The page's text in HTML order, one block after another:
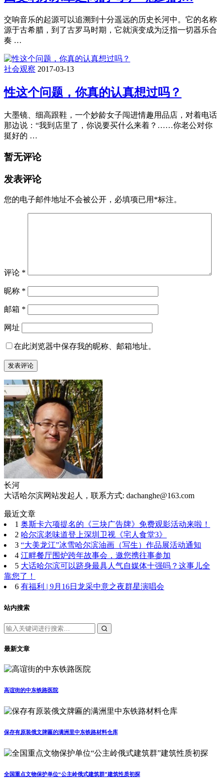
交响音乐的起源可以追溯到十分遥远的历史长河中。它的名称
源于古希腊，到了古罗马时期，它就演变成为泛指一切器乐合
奏 …
社会观察 2017-03-13
性这个问题，你真的认真想过吗？
大墨镜、细高跟鞋，一个妙龄女子闯进情趣用品店，对着电话
那边说：“我到店里了，你说要买什么来着？……你老公对你
挺好的 …
暂无评论
发表评论
您的电子邮件地址不会被公开， 必填项已用 *标注。
评论 *
昵称 *
邮箱 *
网址
在此浏览器中保存我的昵称、邮箱地址。
长河
大话哈尔滨网站发起人，联系方式: dachanghe@163.com
最近文章
1 奥斯卡六项提名的《三块广告牌》免费观影活动来啦！
2 哈尔滨老味道登上深圳卫视《宅人食堂3》
3 “大美龙江”冰雪哈尔滨油画（写生）作品展活动通知
4 江畔餐厅围炉跨年故事会，邀您携往事参加
5 大话哈尔滨可以跻身最具人气自媒体十强吗？这事儿全
靠您了！
6 有福利 | 9月16日龙采中意之夜群星演唱会
站内搜索
最新文章
高谊街的中东铁路医院
保存有原装俄文牌匾的满洲里中东铁路材料仓库
全国重点文物保护单位“公主岭俄式建筑群”建筑性质初探